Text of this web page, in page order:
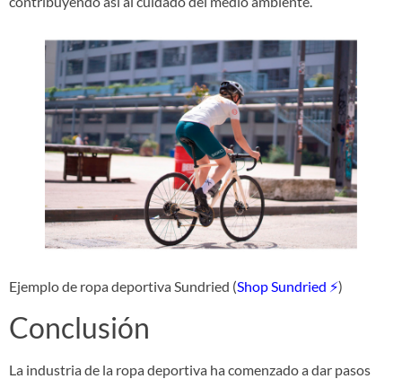
Ejemplo de ropa deportiva Sundried (Shop Sundried ⚡)
Conclusión
La industria de la ropa deportiva ha comenzado a dar pasos